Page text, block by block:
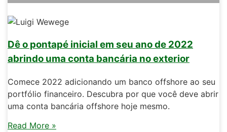
Dê o pontapé inicial em seu ano de 2022
abrindo uma conta bancária no exterior
Comece 2022 adicionando um banco offshore ao seu
portfólio financeiro. Descubra por que você deve abrir
uma conta bancária offshore hoje mesmo.
Read More »